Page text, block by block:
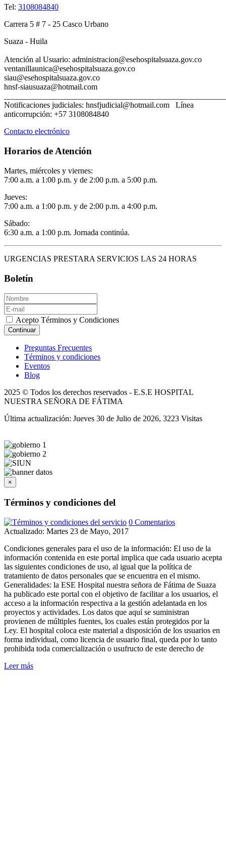
Tel: 3108084840
Carrera 5 # 7 - 25 Casco Urbano
Suaza - Huila
Atención al Usuario: administracion@esehospitalsuaza.gov.co
ventanillaunica@esehospitalsuaza.gov.co
hnsf-siausuaza@hotmail.com
Notificaciones judiciales: hnsfjudicial@hotmail.com Línea
anticorrupción: +57 3108084840
Contacto electrónico
Horarios de Atención
Martes, miércoles y viernes:
7:00 a.m. a 1:00 p.m. y de 2:00 p.m. a 5:00 p.m.
Jueves:
7:00 a.m. a 1:00 p.m. y de 2:00 p.m. a 4:00 p.m.
Sábado:
6:30 a.m. a 1:00 p.m. Jornada continúa.
URGENCIAS PRESTARA SERVICIOS LAS 24 HORAS
Boletín
Acepto Términos y Condiciones
Continuar
Preguntas Frecuentes
Términos y condiciones
Eventos
Blog
2025 © Todos los derechos reservados - E.S.E HOSPITAL
NUESTRA SEÑORA DE FÁTIMA
Última actualización: Jueves 30 de Julio de 2026, 3223 Visitas
×
Términos y condiciones del
0 Comentarios
Actualizado: Martes 23 de Mayo, 2017
Condiciones generales para el uso de la información: El uso de la
información contenida en este portal implica que cada usuario acepta
las siguientes condiciones de uso, al igual que la política de
tratamiento de datos personales que se encuentra en el mismo.
Generalidades: la ESE Hospital nuestra señora de Fátima de Suaza
ha publicado este portal con el objetivo de facilitar a los usuarios, el
acceso a la información respectiva a la gestión adelantada en los
proyectos y actividades. Los datos que aquí se suministran
provienen de múltiples fuentes, los cuales están protegidos por la
Ley. El hospital coloca este material a disposición de los usuarios en
forma individual, como licencia de usuario final, queda por lo tanto
prohibida toda comercialización o usufructo de este derecho de
Leer más